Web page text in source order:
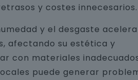
y costes innecesarios.
y el desgaste
afectando su estética y
con materiales
puede generar